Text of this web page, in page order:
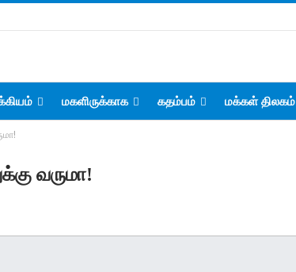
மகளிருக்காக கதம்பம் மக்கள் திலகம்
வருமா!